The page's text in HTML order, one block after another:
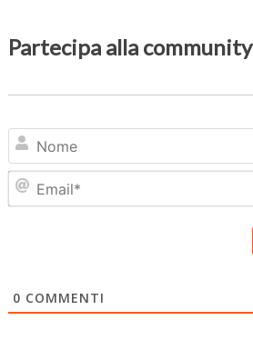
Partecipa alla community
0 COMMENTI